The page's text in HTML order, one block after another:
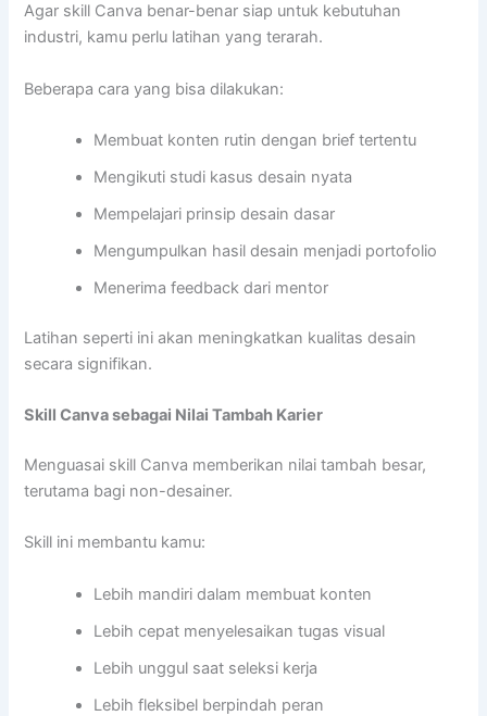
Agar skill Canva benar-benar siap untuk kebutuhan
industri, kamu perlu latihan yang terarah.
Beberapa cara yang bisa dilakukan:
Membuat konten rutin dengan brief tertentu
Mengikuti studi kasus desain nyata
Mempelajari prinsip desain dasar
Mengumpulkan hasil desain menjadi portofolio
Menerima feedback dari mentor
Latihan seperti ini akan meningkatkan kualitas desain
secara signifikan.
Skill Canva sebagai Nilai Tambah Karier
Menguasai skill Canva memberikan nilai tambah besar,
terutama bagi non-desainer.
Skill ini membantu kamu:
Lebih mandiri dalam membuat konten
Lebih cepat menyelesaikan tugas visual
Lebih unggul saat seleksi kerja
Lebih fleksibel berpindah peran